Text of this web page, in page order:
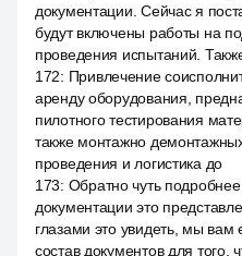
документации. Сейчас я
будут включены работы на
проведения испытаний.
172: Привлечение
аренду оборудования,
пилотного тестирования
также монтажно
проведения и логистика до
173: Обратно чуть
документации это
глазами это увидеть, мы
состав документов для того,